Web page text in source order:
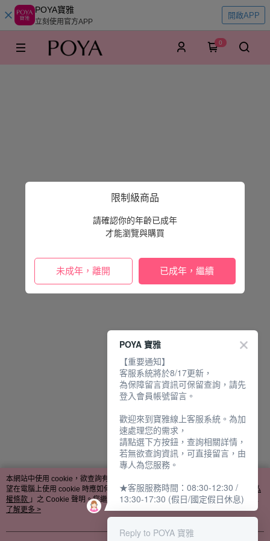
限制級商品
請確認你的年齡已成年
才能瀏覽與購買
未成年，離開 已成年，繼續
POYA寶雅
立刻使用官方APP
開啟APP
0
本網站中使用 cookie，欲查詢有關本網站使用 cookie 方式之詳情，及若您不希
望在電腦上使用 cookie 時應如何變更電腦的 cookie 設定，請參閱本網站「
隱私
權條款 」之 Cookie 聲明。您繼續使用本網站即表示您同意本公司得按本網站使
用條款之 Cookie 聲明使用 cookie。
了解更多 >
POYA 寶雅
【重要通知】
客服系統將於8/17更新，
為保障留言資訊可保留查詢，請先
登入會員帳號留言。
歡迎來到寶雅線上客服系統。為加
速處理您的需求，
請點選下方按鈕，查詢相關詳情，
若無欲查詢資訊，可直接留言，由
專人為您服務。
★客服服務時間：08:30-12:30 /
13:30-17:30 (假日/國定假日休息)
Reply to POYA 寶雅